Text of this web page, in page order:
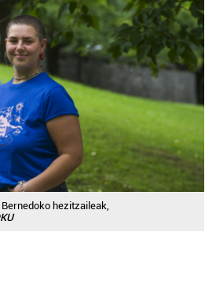
hezitzaileak,